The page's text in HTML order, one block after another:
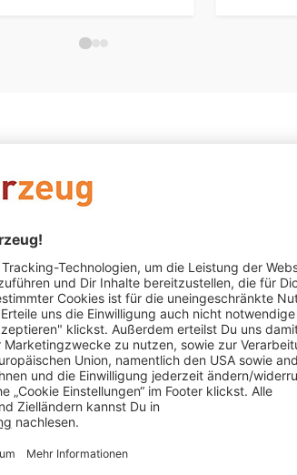
schrieb am 15.12.2020
Geschenkidee.
Unkomplizierte Kaufabwicklung.
schrieb am 11.12.2020 Verifizierter Kauf
erwartet!
Kurioses Geschenk.
am 01.12.2020